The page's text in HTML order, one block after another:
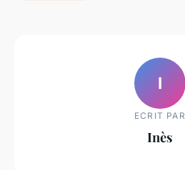
I
ECRIT PAR
Inès